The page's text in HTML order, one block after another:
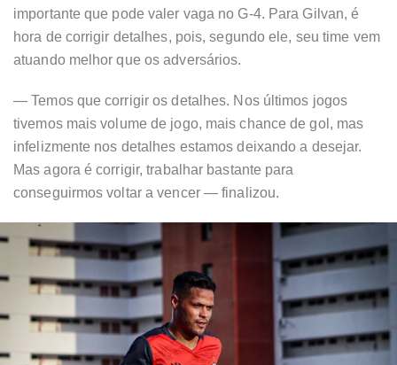
importante que pode valer vaga no G-4. Para Gilvan, é
hora de corrigir detalhes, pois, segundo ele, seu time vem
atuando melhor que os adversários.
— Temos que corrigir os detalhes. Nos últimos jogos
tivemos mais volume de jogo, mais chance de gol, mas
infelizmente nos detalhes estamos deixando a desejar.
Mas agora é corrigir, trabalhar bastante para
conseguirmos voltar a vencer — finalizou.